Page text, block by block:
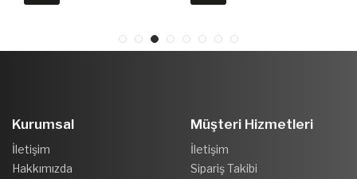
Kurumsal
İletişim
Hakkımızda
Müşteri Hizmetleri
İletişim
Sipariş Takibi